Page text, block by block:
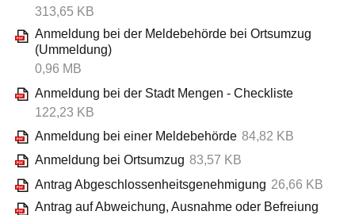
313,65 KB
Anmeldung bei der Meldebehörde bei Ortsumzug
(Ummeldung)
0,96 MB
Anmeldung bei der Stadt Mengen - Checkliste
122,23 KB
Anmeldung bei einer Meldebehörde 84,82 KB
Anmeldung bei Ortsumzug 83,57 KB
Antrag Abgeschlossenheitsgenehmigung 26,66 KB
Antrag auf Abweichung, Ausnahme oder Befreiung